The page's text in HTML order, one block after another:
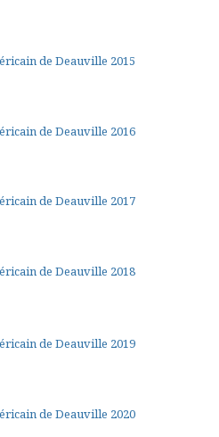
de Deauville 2015
de Deauville 2016
de Deauville 2017
de Deauville 2018
de Deauville 2019
de Deauville 2020